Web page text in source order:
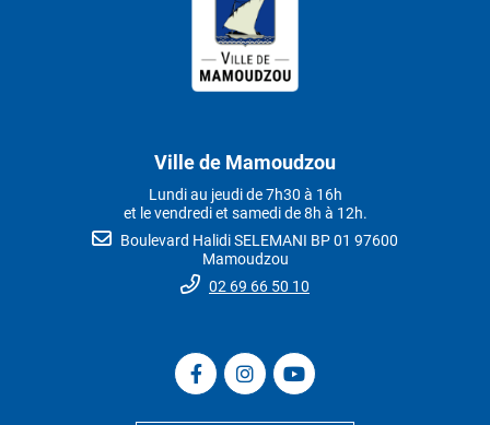
Ville de Mamoudzou
Lundi au jeudi de 7h30 à 16h
et le vendredi et samedi de 8h à 12h.
Boulevard Halidi SELEMANI BP 01 97600
Mamoudzou
02 69 66 50 10